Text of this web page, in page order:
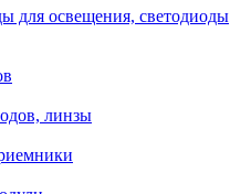
для освещения, светодиоды
линзы